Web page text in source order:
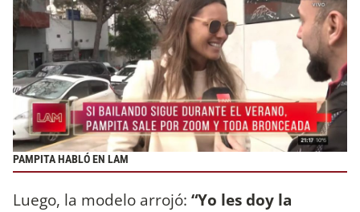
PAMPITA HABLÓ EN LAM
Luego, la modelo arrojó: “Yo les doy la